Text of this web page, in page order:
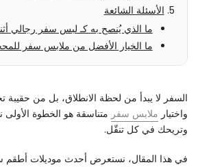
الأسئلة الشائعة
ما الذي يُنصح به كـ لبس سفر رجالي
ما الخيار الأفضل من ملابس سفر
السفر لا يبدأ من لحظة الانطلاق، بل من
واختيار ملابس سفر متناسقة هو الخطوة الأولى
وتريحك في كل تنقّل.
في هذا المقال، نستعرض أحدث موديلات أطقم